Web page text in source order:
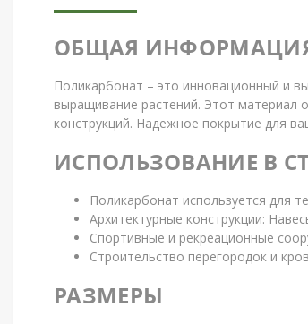
ОБЩАЯ
Поликарбонат – это инновационный и
выращивание растений. Этот материал
конструкций. Надежное покрытие для
ИСПОЛЬЗОВАНИЕ В
Поликарбонат используется для
Архитектурные конструкции:
Спортивные и рекреационные
Строительство перегородок и
РАЗМЕРЫ